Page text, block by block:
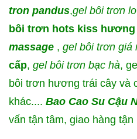
tron pandus,gel bôi trơn
bôi trơn hots kiss hương
massage , gel bôi trơn giá
cấp, gel bôi trơn bạc hà,
bôi trơn hương trái cây và
khác.... Bao Cao Su Cậu
vấn tận tâm, giao hàng